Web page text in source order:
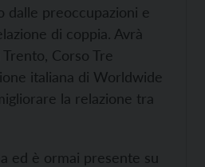
dalle preoccupazioni e
di coppia. Avrà
Corso Tre
italiana di Worldwide
la relazione tra
ed è ormai presente su